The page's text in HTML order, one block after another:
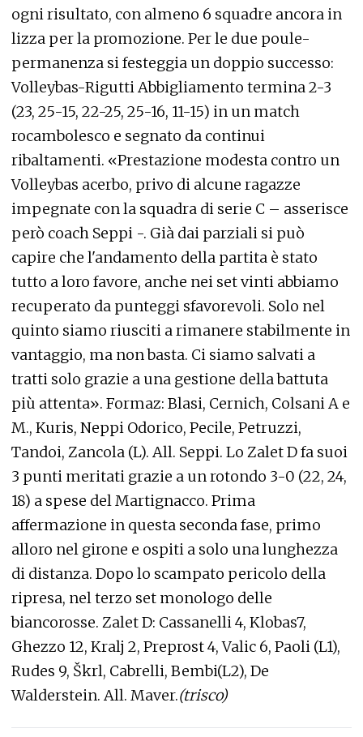
ogni risultato, con almeno 6 squadre ancora in
lizza per la promozione. Per le due poule-
permanenza si festeggia un doppio successo:
Volleybas-Rigutti Abbigliamento termina 2-3
(23, 25-15, 22-25, 25-16, 11-15) in un match
rocambolesco e segnato da continui
ribaltamenti. «Prestazione modesta contro un
Volleybas acerbo, privo di alcune ragazze
impegnate con la squadra di serie C – asserisce
però coach Seppi -. Già dai parziali si può
capire che l'andamento della partita è stato
tutto a loro favore, anche nei set vinti abbiamo
recuperato da punteggi sfavorevoli. Solo nel
quinto siamo riusciti a rimanere stabilmente in
vantaggio, ma non basta. Ci siamo salvati a
tratti solo grazie a una gestione della battuta
più attenta». Formaz: Blasi, Cernich, Colsani A e
M., Kuris, Neppi Odorico, Pecile, Petruzzi,
Tandoi, Zancola (L). All. Seppi. Lo Zalet D fa suoi
3 punti meritati grazie a un rotondo 3-0 (22, 24,
18) a spese del Martignacco. Prima
affermazione in questa seconda fase, primo
alloro nel girone e ospiti a solo una lunghezza
di distanza. Dopo lo scampato pericolo della
ripresa, nel terzo set monologo delle
biancorosse. Zalet D: Cassanelli 4, Klobas7,
Ghezzo 12, Kralj 2, Preprost 4, Valic 6, Paoli (L1),
Rudes 9, Škrl, Cabrelli, Bembi(L2), De
Walderstein. All. Maver.(trisco)